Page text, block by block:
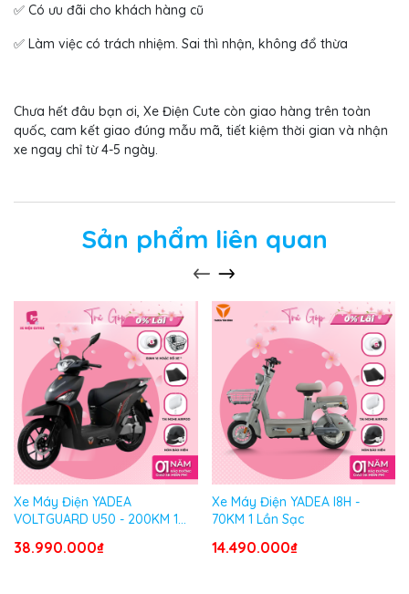
✅ Có ưu đãi cho khách hàng cũ
✅ Làm việc có trách nhiệm. Sai thì nhận, không đổ thừa
Chưa hết đâu bạn ơi, Xe Điện Cute còn giao hàng trên toàn
quốc, cam kết giao đúng mẫu mã, tiết kiệm thời gian và nhận
xe ngay chỉ từ 4-5 ngày.
Sản phẩm liên quan
Xe Máy Điện YADEA
VOLTGUARD U50 - 200KM 1
38.990.000₫
Xe Máy Điện YADEA I8H -
70KM 1 Lần Sạc
14.490.000₫